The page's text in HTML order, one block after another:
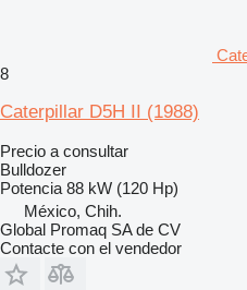
8
Caterpillar D5H II (1988)
Precio a consultar
Bulldozer
Potencia 88 kW (120 Hp)
México, Chih.
Global Promaq SA de CV
Contacte con el vendedor